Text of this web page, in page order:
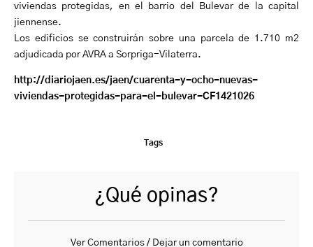
viviendas protegidas, en el barrio del Bulevar de la capital
jiennense.
Los edificios se construirán sobre una parcela de 1.710 m2
adjudicada por AVRA a Sorpriga-Vilaterra.
http://diariojaen.es/jaen/cuarenta-y-ocho-nuevas-
viviendas-protegidas-para-el-bulevar-CF1421026
Tags
¿Qué opinas?
Ver Comentarios / Dejar un comentario